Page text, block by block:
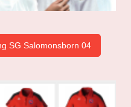
SG Salomonsborn 04